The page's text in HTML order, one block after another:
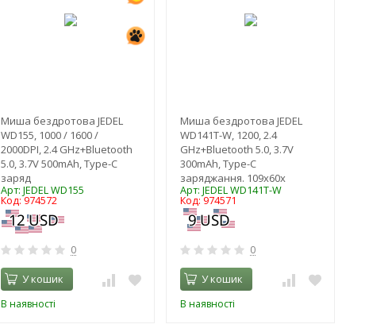
Миша бездротова JEDEL
WD155, 1000 / 1600 /
2000DPI, 2.4 GHz+Bluetooth
5.0, 3.7V 500mAh, Type-C
заряд
Арт: JEDEL WD155
Код: 974572
0
У кошик
В наявності
Миша бездротова JEDEL
WD141T-W, 1200, 2.4
GHz+Bluetooth 5.0, 3.7V
300mAh, Type-C
заряджання. 109x60x
Арт: JEDEL WD141T-W
Код: 974571
0
У кошик
В наявності